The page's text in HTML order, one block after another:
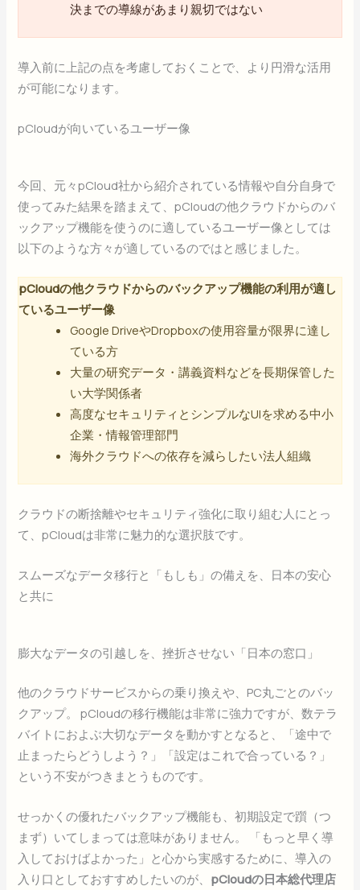
決までの導線があまり親切ではない
導入前に上記の点を考慮しておくことで、より円滑な活用
が可能になります。
pCloudが向いているユーザー像
今回、元々pCloud社から紹介されている情報や自分自身で
使ってみた結果を踏まえて、pCloudの他クラウドからのバ
ックアップ機能を使うのに適しているユーザー像としては
以下のような方々が適しているのではと感じました。
pCloudの他クラウドからのバックアップ機能の利用が適し
ているユーザー像
Google DriveやDropboxの使用容量が限界に達し
ている方
大量の研究データ・講義資料などを長期保管した
い大学関係者
高度なセキュリティとシンプルなUIを求める中小
企業・情報管理部門
海外クラウドへの依存を減らしたい法人組織
クラウドの断捨離やセキュリティ強化に取り組む人にとっ
て、pCloudは非常に魅力的な選択肢です。
スムーズなデータ移行と「もしも」の備えを、日本の安心
と共に
膨大なデータの引越しを、挫折させない「日本の窓口」
他のクラウドサービスからの乗り換えや、PC丸ごとのバッ
クアップ。 pCloudの移行機能は非常に強力ですが、数テラ
バイトにおよぶ大切なデータを動かすとなると、「途中で
止まったらどうしよう？」「設定はこれで合っている？」
という不安がつきまとうものです。
せっかくの優れたバックアップ機能も、初期設定で躓（つ
まず）いてしまっては意味がありません。 「もっと早く導
入しておけばよかった」と心から実感するために、導入の
入り口としておすすめしたいのが、 pCloudの日本総代理店